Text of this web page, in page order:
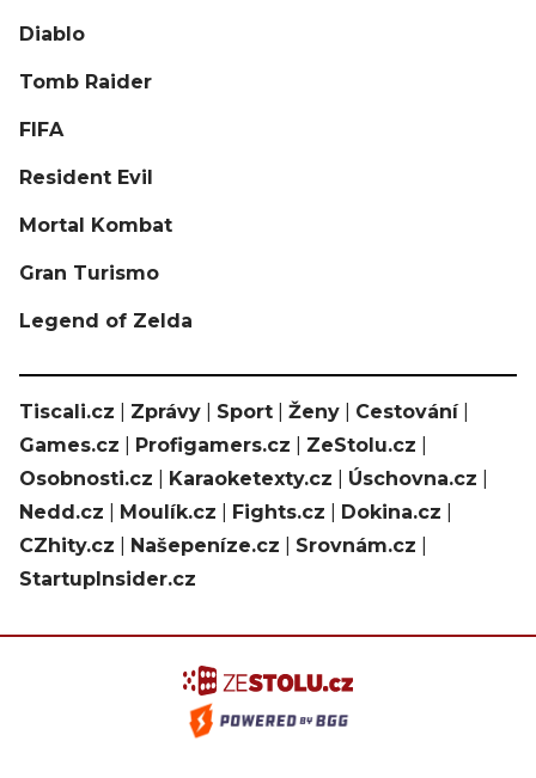
Diablo
Tomb Raider
FIFA
Resident Evil
Mortal Kombat
Gran Turismo
Legend of Zelda
Tiscali.cz Zprávy Sport Ženy Cestování|
Games.cz
Profigamers.cz ZeStolu.cz
Osobnosti.cz
Karaoketexty.cz Úschovna.cz
Nedd.cz
Moulík.cz Fights.cz Dokina.cz
CZhity.cz
Našepeníze.cz Srovnám.cz
StartupInsider.cz